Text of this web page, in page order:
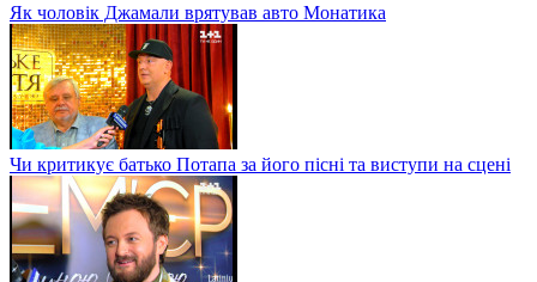
Як чоловік Джамали врятував авто Монатика
Чи критикує батько Потапа за його пісні та виступи на сцені